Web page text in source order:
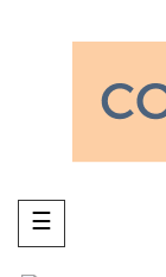
Basculer
la
navigation
☰